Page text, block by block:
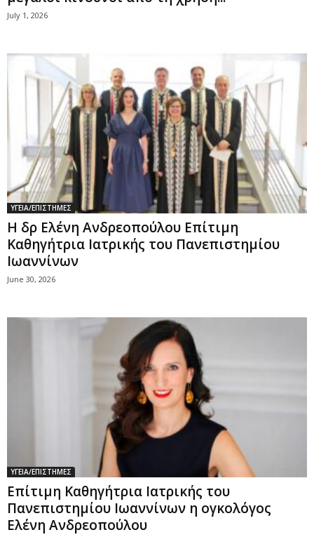
July 1, 2026
ΥΓΕΙΑ/ΕΠΙΣΤΗΜΕΣ
Η δρ Ελένη Ανδρεοπούλου Επίτιμη
Καθηγήτρια Ιατρικής του Πανεπιστημίου
Ιωαννίνων
June 30, 2026
ΥΓΕΙΑ/ΕΠΙΣΤΗΜΕΣ
Επίτιμη Καθηγήτρια Ιατρικής του
Πανεπιστημίου Ιωαννίνων η ογκολόγος
Ελένη Ανδρεοπούλου